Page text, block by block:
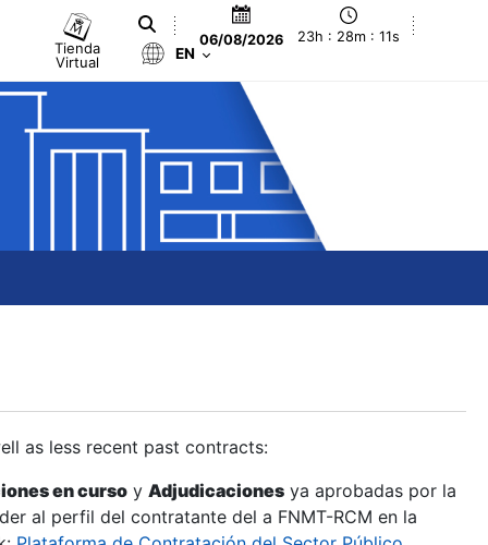
Tienda
Virtual
06/08/2026 23h : 28m : 12s
EN
as less recent past contracts:
en curso y Adjudicaciones ya aprobadas por la
al perfil del contratante del a FNMT-RCM en la